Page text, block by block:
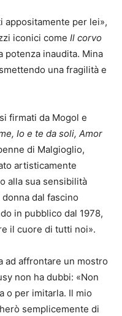
appositamente per lei»,
iconici come Il corvo
potenza inaudita. Mina
una fragilità e
firmati da Mogol e
Io e te da soli, Amor
di Malgioglio,
artisticamente
alla sua sensibilità
dal fascino
in pubblico dal 1978,
il cuore di tutti noi».
ad affrontare un mostro
non ha dubbi: «Non
o per imitarla. Il mio
semplicemente di